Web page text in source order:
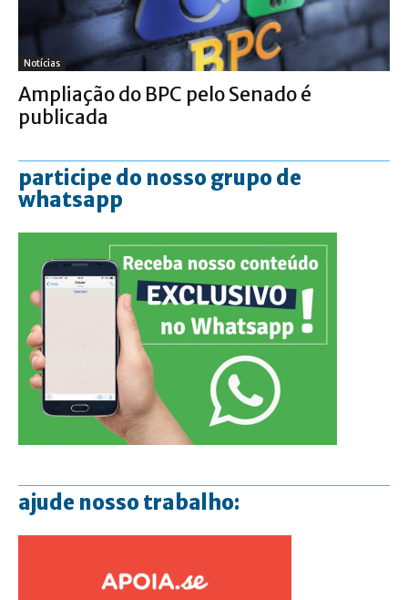
Notícias
Ampliação do BPC pelo Senado é
publicada
participe do nosso grupo de
whatsapp
ajude nosso trabalho: